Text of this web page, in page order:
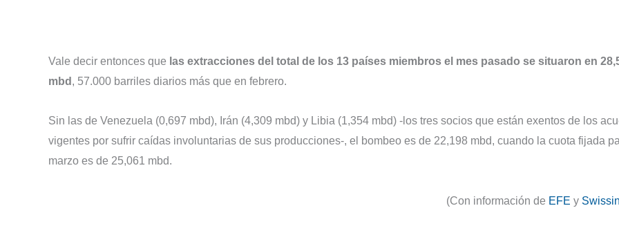
Vale decir entonces que las extracciones del total de los 13 países miembros el mes pasado se situaron en
mbd , 57.000 barriles diarios más que en febrero.
Sin las de Venezuela (0,697 mbd), Irán (4,309 mbd) y Libia (1,354 mbd) -los tres socios que están exentos de los
vigentes por sufrir caídas involuntarias de sus producciones-, el bombeo es de 22,198 mbd, cuando la cuota fijada
marzo es de 25,061 mbd.
(Con información de EFE y